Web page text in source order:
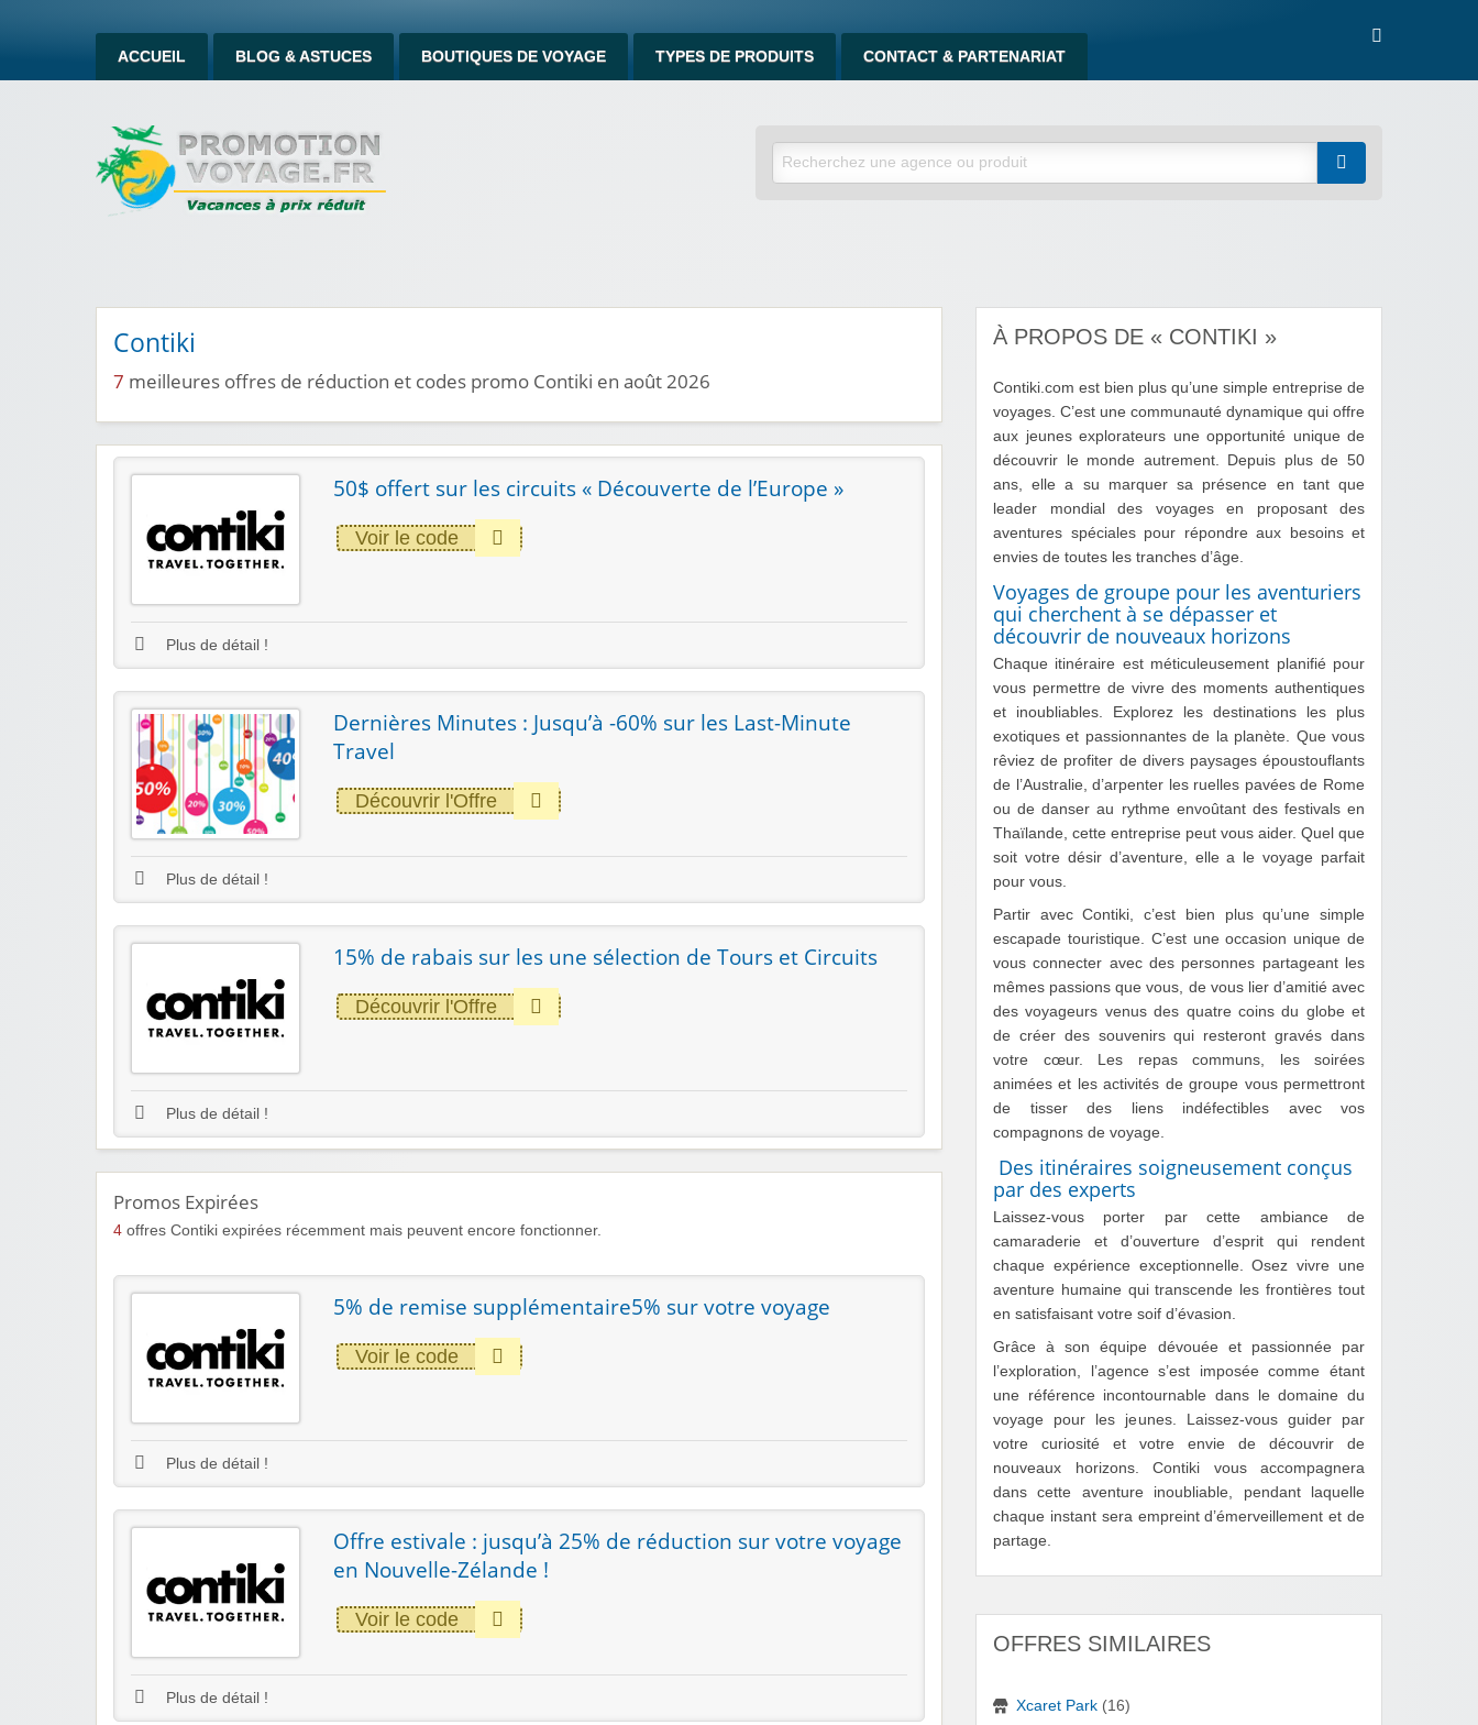
ACCUEIL BLOG & ASTUCES BOUTIQUES DE VOYAGE TYPES DE PRODUITS CONTACT & PARTENARIAT
Contiki
7 meilleures offres de réduction et codes promo Contiki en août 2026
50$ offert sur les circuits « Découverte de l’Europe »
Voir le code
Plus de détail !
Dernières Minutes : Jusqu’à -60% sur les Last-Minute
Travel
Découvrir l'Offre
Plus de détail !
15% de rabais sur les une sélection de Tours et Circuits
Découvrir l'Offre
Plus de détail !
Promos Expirées
4 offres Contiki expirées récemment mais peuvent encore fonctionner.
5% de remise supplémentaire5% sur votre voyage
Voir le code
Plus de détail !
Offre estivale : jusqu’à 25% de réduction sur votre voyage
en Nouvelle-Zélande !
Voir le code
Plus de détail !
À PROPOS DE « CONTIKI »
Contiki.com est bien plus qu’une simple entreprise de
voyages. C’est une communauté dynamique qui offre
aux jeunes explorateurs une opportunité unique de
découvrir le monde autrement. Depuis plus de 50
ans, elle a su marquer sa présence en tant que
leader mondial des voyages en proposant des
aventures spéciales pour répondre aux besoins et
envies de toutes les tranches d’âge.
Voyages de groupe pour les aventuriers
qui cherchent à se dépasser et
découvrir de nouveaux horizons
Chaque itinéraire est méticuleusement planifié pour
vous permettre de vivre des moments authentiques
et inoubliables. Explorez les destinations les plus
exotiques et passionnantes de la planète. Que vous
rêviez de profiter de divers paysages époustouflants
de l’Australie, d’arpenter les ruelles pavées de Rome
ou de danser au rythme envoûtant des festivals en
Thaïlande, cette entreprise peut vous aider. Quel que
soit votre désir d’aventure, elle a le voyage parfait
pour vous.
Partir avec Contiki, c’est bien plus qu’une simple
escapade touristique. C’est une occasion unique de
vous connecter avec des personnes partageant les
mêmes passions que vous, de vous lier d’amitié avec
des voyageurs venus des quatre coins du globe et
de créer des souvenirs qui resteront gravés dans
votre cœur. Les repas communs, les soirées
animées et les activités de groupe vous permettront
de tisser des liens indéfectibles avec vos
compagnons de voyage.
Des itinéraires soigneusement conçus
par des experts
Laissez-vous porter par cette ambiance de
camaraderie et d’ouverture d’esprit qui rendent
chaque expérience exceptionnelle. Osez vivre une
aventure humaine qui transcende les frontières tout
en satisfaisant votre soif d’évasion.
Grâce à son équipe dévouée et passionnée par
l’exploration, l’agence s’est imposée comme étant
une référence incontournable dans le domaine du
voyage pour les jeunes. Laissez-vous guider par
votre curiosité et votre envie de découvrir de
nouveaux horizons. Contiki vous accompagnera
dans cette aventure inoubliable, pendant laquelle
chaque instant sera empreint d’émerveillement et de
partage.
OFFRES SIMILAIRES
Xcaret Park (16)